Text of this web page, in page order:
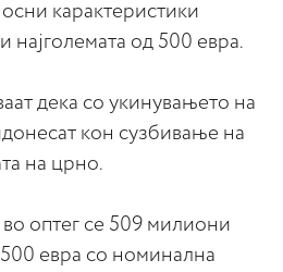
карактеристики
најголемата од 500 евра.
дека со укинувањето на
кон сузбивање на
на црно.
оптег се 509 милиони
евра со номинална